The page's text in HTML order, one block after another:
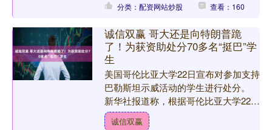
分类：配资网站炒股 查看：160
诚信双赢 哥大还是向特朗普跪
了！为获资助处分70多名“挺巴”学
生
美国哥伦比亚大学22日宣布对参加支持
巴勒斯坦示威活动的学生进行处分。
新华社报道称，根据哥伦比亚大学22日
发布的声明，校方21日就2025年5月巴
特勒图书馆干扰....
诚信双赢